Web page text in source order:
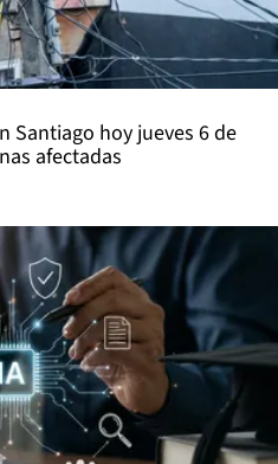
Santiago hoy jueves 6 de
afectadas